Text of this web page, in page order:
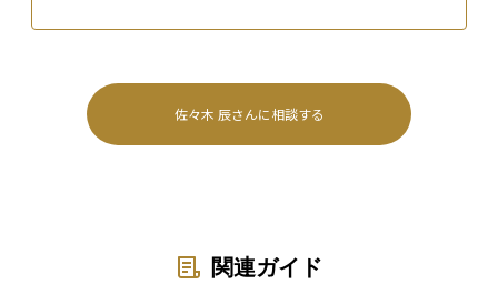
佐々木 辰さんに相談する
関連ガイド